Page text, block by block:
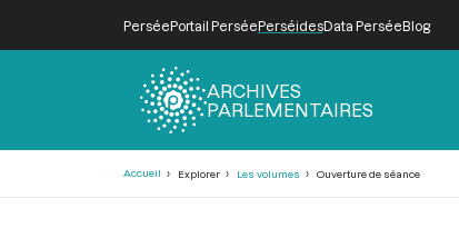
PerséePortail PerséePerséidesData PerséeBlog
ARCHIVES
PARLEMENTAIRES
Accueil Explorer Les volumes Ouverture de séance